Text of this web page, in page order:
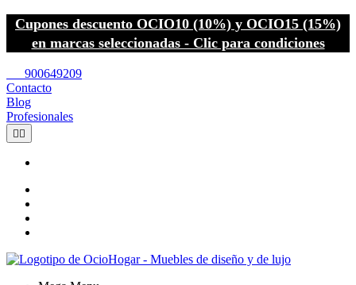
Cupones descuento OCIO10 (10%) y OCIO15 (15%)
en marcas seleccionadas - Clic para condiciones
900649209
Contacto
Blog
Profesionales
 